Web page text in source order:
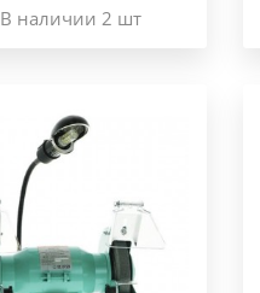
В наличии 2 шт